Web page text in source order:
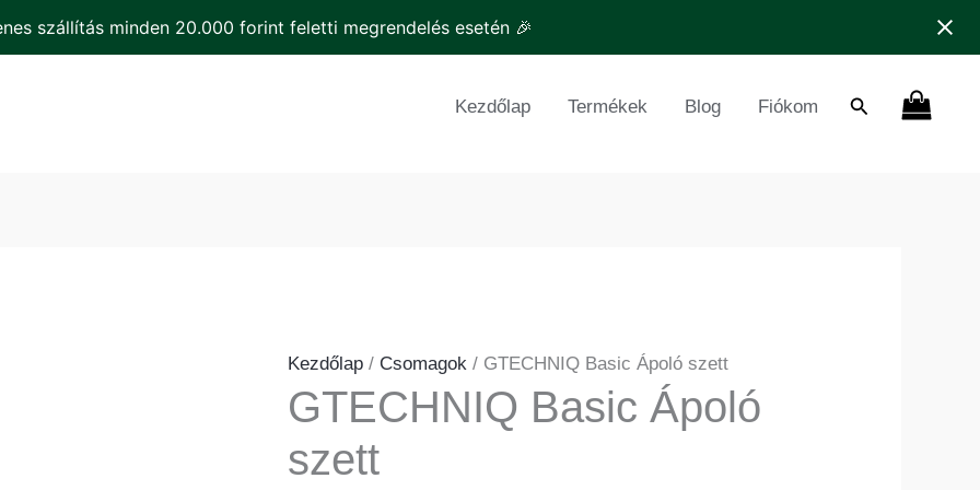
szállítás minden 20.000 forint feletti megrendelés esetén 🎉
Kezdőlap
Termékek Blog Fiókom Search
Kezdőlap/ Csomagok / GTECHNIQ Basic Ápoló szett
GTECHNIQ Basic Ápoló
szett